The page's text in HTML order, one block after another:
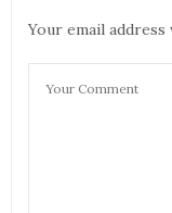
Your email